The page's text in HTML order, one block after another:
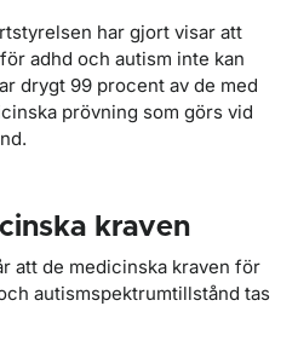
har gjort visar att
adhd och autism inte kan
drygt 99 procent av de med
prövning som görs vid
kraven
att de medicinska kraven för
autismspektrumtillstånd tas